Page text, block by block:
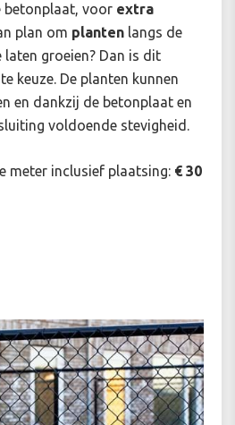
betonplaat, voor extra
plan om planten langs de
groeien? Dan is dit
keuze. De planten kunnen
en dankzij de betonplaat en
voldoende stevigheid.
meter inclusief plaatsing: € 30